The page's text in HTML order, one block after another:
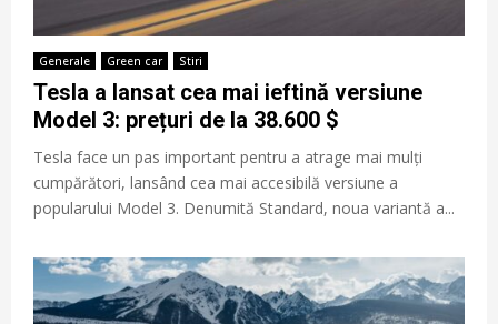
Generale Green car Stiri
Tesla a lansat cea mai ieftină versiune
Model 3: prețuri de la 38.600 $
Tesla face un pas important pentru a atrage mai mulți
cumpărători, lansând cea mai accesibilă versiune a
popularului Model 3. Denumită Standard, noua variantă a...